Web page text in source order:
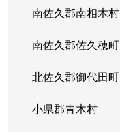
南佐久郡南相木村
南佐久郡佐久穂町
北佐久郡御代田町
小県郡青木村